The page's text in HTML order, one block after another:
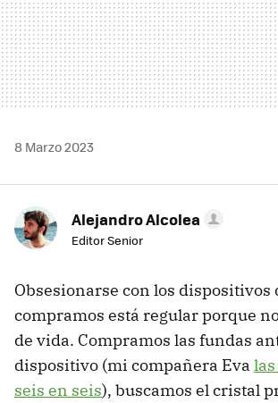
8 Marzo 2023
Alejandro Alcolea
Editor Senior
Obsesionarse con los dispositivos
compramos está regular porque
de vida. Compramos las fundas
dispositivo (mi compañera Eva
seis en seis), buscamos el cristal